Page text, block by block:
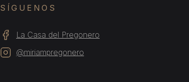
SÍGUENOS
La Casa del Pregonero
@miriampregonero